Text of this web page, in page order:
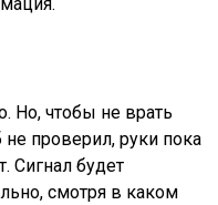
Но, чтобы не врать
проверил, руки пока
Сигнал будет
смотря в каком